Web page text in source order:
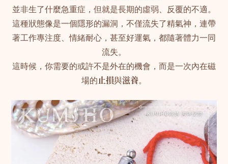
並非生了什麼急重症，但就是長期的虛弱、反覆的不適。
這種狀態像是一個隱形的漏洞，不僅流失了精氣神，連帶
著工作專注度、情緒耐心，甚至好運氣，都隨著體力一同
流失。
這時候，你需要的或許不是外在的機會，而是一次內在磁
場的 止損與滋養。